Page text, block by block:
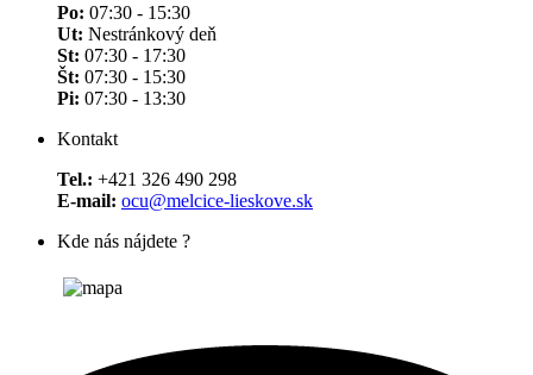
Po: 07:30 - 15:30
Ut: Nestránkový deň
St: 07:30 - 17:30
Št: 07:30 - 15:30
Pi: 07:30 - 13:30
Kontakt
Tel.: +421 326 490 298
E-mail: ocu@melcice-lieskove.sk
Kde nás nájdete ?